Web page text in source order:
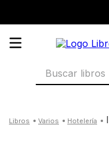
Buscar libros
varios hotelería